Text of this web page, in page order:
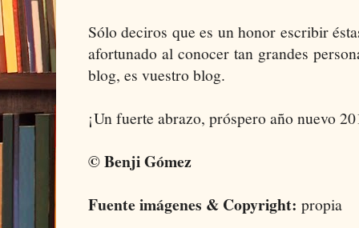
Sólo deciros que es un honor escribir
afortunado al conocer tan grandes
blog, es vuestro blog.
¡Un fuerte abrazo, próspero año nuevo
© Benji Gómez
Fuente imágenes & Copyright: propia